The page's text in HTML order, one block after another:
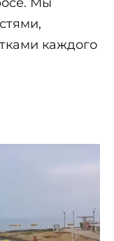
каждого